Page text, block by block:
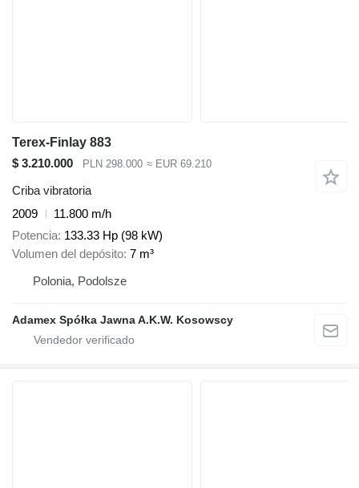
Terex-Finlay 883
$ 3.210.000
PLN 298.000 ≈ EUR 69.210
Criba vibratoria
2009
11.800 m/h
Potencia 133.33 Hp (98 kW)
Volumen del depósito 7 m³
Polonia, Podolsze
Adamex Spółka Jawna A.K.W. Kosowscy